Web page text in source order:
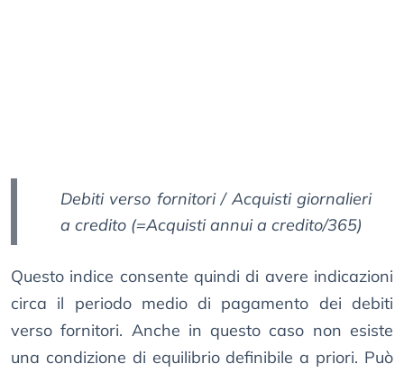
Debiti verso fornitori / Acquisti giornalieri
a credito (=Acquisti annui a credito/365)
Questo indice consente quindi di avere indicazioni
circa il periodo medio di pagamento dei debiti
verso fornitori. Anche in questo caso non esiste
una condizione di equilibrio definibile a priori. Può